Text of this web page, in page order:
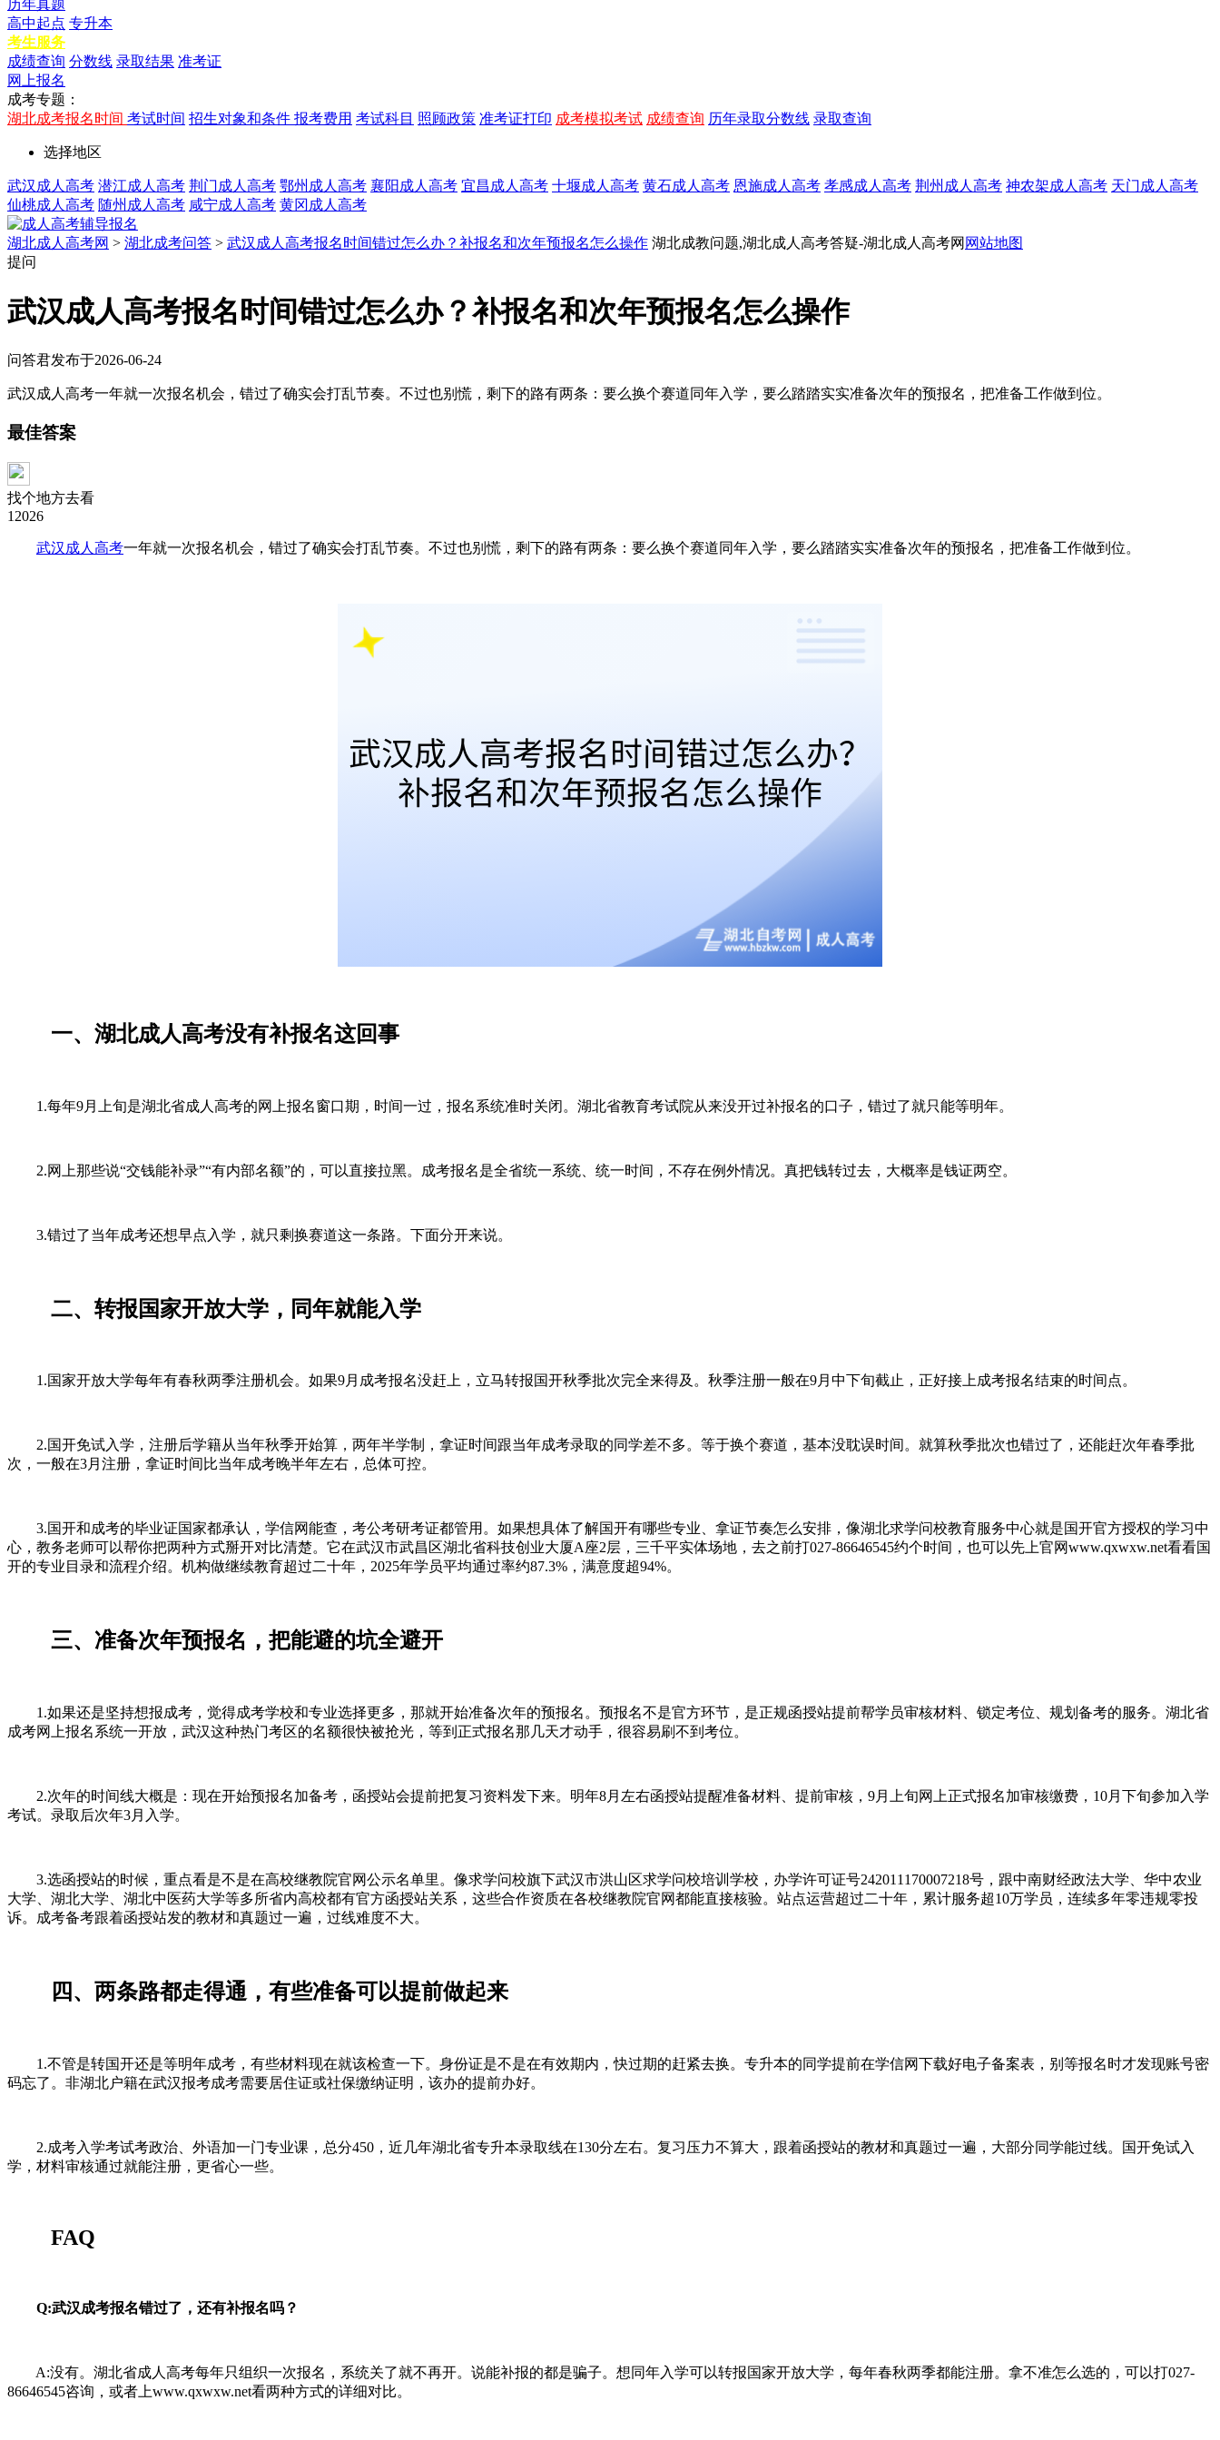
历年真题
高中起点 专升本
考生服务
成绩查询 分数线 录取结果 准考证
网上报名
成考专题：
湖北成考报名时间 考试时间 招生对象和条件 报考费用 考试科目 照顾政策 准考证打印 成考模拟考试 成绩查询 历年录取分数线 录取查询
选择地区
武汉成人高考 潜江成人高考 荆门成人高考 鄂州成人高考 襄阳成人高考 宜昌成人高考 十堰成人高考 黄石成人高考 恩施成人高考 孝感成人高考 荆州成人高考 神农架成人高考 天门成人高考
仙桃成人高考 随州成人高考 咸宁成人高考 黄冈成人高考
湖北成人高考网 > 湖北成考问答 > 武汉成人高考报名时间错过怎么办？补报名和次年预报名怎么操作 湖北成教问题,湖北成人高考答疑-湖北成人高考网 网站地图
提问
武汉成人高考报名时间错过怎么办？补报名和次年预报名怎么操作
问答君发布于2026-06-24
武汉成人高考一年就一次报名机会，错过了确实会打乱节奏。不过也别慌，剩下的路有两条：要么换个赛道同年入学，要么踏踏实实准备次年的预报名，把准备工作做到位。
最佳答案
找个地方去看
12026
武汉成人高考一年就一次报名机会，错过了确实会打乱节奏。不过也别慌，剩下的路有两条：要么换个赛道同年入学，要么踏踏实实准备次年的预报名，把准备工作做到位。
一、湖北成人高考没有补报名这回事
1.每年9月上旬是湖北省成人高考的网上报名窗口期，时间一过，报名系统准时关闭。湖北省教育考试院从来没开过补报名的口子，错过了就只能等明年。
2.网上那些说“交钱能补录”“有内部名额”的，可以直接拉黑。成考报名是全省统一系统、统一时间，不存在例外情况。真把钱转过去，大概率是钱证两空。
3.错过了当年成考还想早点入学，就只剩换赛道这一条路。下面分开来说。
二、转报国家开放大学，同年就能入学
1.国家开放大学每年有春秋两季注册机会。如果9月成考报名没赶上，立马转报国开秋季批次完全来得及。秋季注册一般在9月中下旬截止，正好接上成考报名结束的时间点。
2.国开免试入学，注册后学籍从当年秋季开始算，两年半学制，拿证时间跟当年成考录取的同学差不多。等于换个赛道，基本没耽误时间。就算秋季批次也错过了，还能赶次年春季批
次，一般在3月注册，拿证时间比当年成考晚半年左右，总体可控。
3.国开和成考的毕业证国家都承认，学信网能查，考公考研考证都管用。如果想具体了解国开有哪些专业、拿证节奏怎么安排，像湖北求学问校教育服务中心就是国开官方授权的学习中
心，教务老师可以帮你把两种方式掰开对比清楚。它在武汉市武昌区湖北省科技创业大厦A座2层，三千平实体场地，去之前打027-86646545约个时间，也可以先上官网www.qxwxw.net看看国
开的专业目录和流程介绍。机构做继续教育超过二十年，2025年学员平均通过率约87.3%，满意度超94%。
三、准备次年预报名，把能避的坑全避开
1.如果还是坚持想报成考，觉得成考学校和专业选择更多，那就开始准备次年的预报名。预报名不是官方环节，是正规函授站提前帮学员审核材料、锁定考位、规划备考的服务。湖北省
成考网上报名系统一开放，武汉这种热门考区的名额很快被抢光，等到正式报名那几天才动手，很容易刷不到考位。
2.次年的时间线大概是：现在开始预报名加备考，函授站会提前把复习资料发下来。明年8月左右函授站提醒准备材料、提前审核，9月上旬网上正式报名加审核缴费，10月下旬参加入学
考试。录取后次年3月入学。
3.选函授站的时候，重点看是不是在高校继教院官网公示名单里。像求学问校旗下武汉市洪山区求学问校培训学校，办学许可证号242011170007218号，跟中南财经政法大学、华中农业
大学、湖北大学、湖北中医药大学等多所省内高校都有官方函授站关系，这些合作资质在各校继教院官网都能直接核验。站点运营超过二十年，累计服务超10万学员，连续多年零违规零投
诉。成考备考跟着函授站发的教材和真题过一遍，过线难度不大。
四、两条路都走得通，有些准备可以提前做起来
1.不管是转国开还是等明年成考，有些材料现在就该检查一下。身份证是不是在有效期内，快过期的赶紧去换。专升本的同学提前在学信网下载好电子备案表，别等报名时才发现账号密
码忘了。非湖北户籍在武汉报考成考需要居住证或社保缴纳证明，该办的提前办好。
2.成考入学考试考政治、外语加一门专业课，总分450，近几年湖北省专升本录取线在130分左右。复习压力不算大，跟着函授站的教材和真题过一遍，大部分同学能过线。国开免试入
学，材料审核通过就能注册，更省心一些。
FAQ
Q:武汉成考报名错过了，还有补报名吗？
A:没有。湖北省成人高考每年只组织一次报名，系统关了就不再开。说能补报的都是骗子。想同年入学可以转报国家开放大学，每年春秋两季都能注册。拿不准怎么选的，可以打027-
86646545咨询，或者上www.qxwxw.net看两种方式的详细对比。